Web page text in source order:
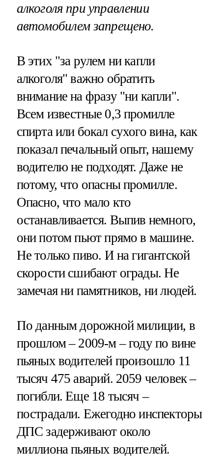
алкоголя при управлении
автомобилем запрещено.
В этих "за рулем ни капли
алкоголя" важно обратить
внимание на фразу "ни капли".
Всем известные 0,3 промилле
спирта или бокал сухого вина, как
показал печальный опыт, нашему
водителю не подходят. Даже не
потому, что опасны промилле.
Опасно, что мало кто
останавливается. Выпив немного,
они потом пьют прямо в машине.
Не только пиво. И на гигантской
скорости сшибают ограды. Не
замечая ни памятников, ни людей.
По данным дорожной милиции, в
прошлом – 2009-м – году по вине
пьяных водителей произошло 11
тысяч 475 аварий. 2059 человек –
погибли. Еще 18 тысяч –
пострадали. Ежегодно инспекторы
ДПС задерживают около
миллиона пьяных водителей.